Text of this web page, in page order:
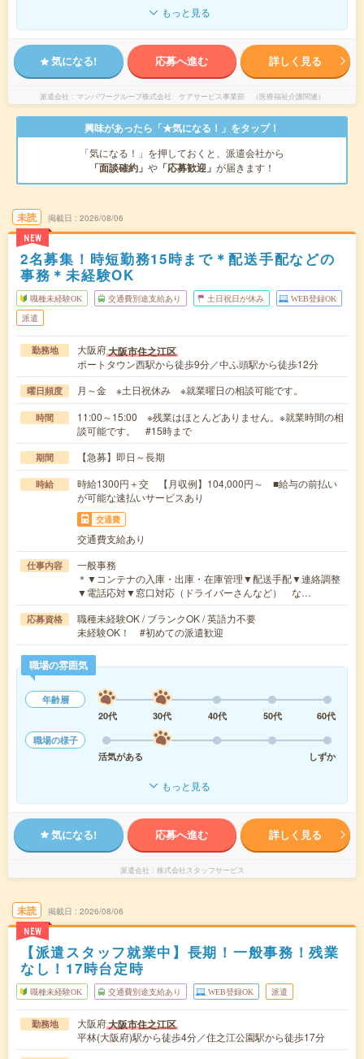
もっと見る
気になる! 応募へ進む 詳しく見る
派遣会社 マンパワーグループ株式会社 ケアサービス事業部 （医療福祉介護関連）
興味があったら「★気になる！」をタップ！
「気になる！」を押しておくと、派遣会社から
「面談確約」 や 「応募歓迎」 が届きます！
未読
NEW
掲載日 2026/08/06
2名募集！時短勤務15時まで＊配送手配などの
事務＊未経験OK
職種未経験OK 交通費別途支給あり 土日祝日が休み WEB登録OK
派遣
勤務地 大阪府大阪市住之江区
ポートタウン西駅から徒歩9分／中ふ頭駅から徒歩12分
曜日頻度 月～金 ※土日祝休み ※就業曜日の相談可能です。
時間
11:00～15:00 ※残業はほとんどありません。※就業時間の相
談可能です。 #15時まで
期間 【急募】即日～長期
時給
時給1300円＋交 【月収例】104,000円～ ■給与の前払い
が可能な速払いサービスあり
交通費
交通費支給あり
仕事内容
一般事務
＊▼コンテナの入庫・出庫・在庫管理▼配送手配▼連絡調整
▼電話応対▼窓口対応（ドライバーさんなど） な…
応募資格
職種未経験OK / ブランクOK / 英語力不要
未経験OK！ #初めての派遣歓迎
職場の雰囲気
年齢層
20代
30代 40代 50代
60代
職場の様子
活気がある
しずか
もっと見る
気になる! 応募へ進む 詳しく見る
派遣会社 株式会社スタッフサービス
未読
NEW
掲載日 2026/08/06
【派遣スタッフ就業中】長期！一般事務！残業
なし！17時台定時
職種未経験OK 交通費別途支給あり WEB登録OK 派遣
勤務地 大阪府大阪市住之江区
平林(大阪府)駅から徒歩4分／住之江公園駅から徒歩17分